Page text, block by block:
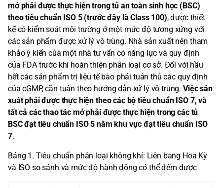
mở phải được thực hiện trong tủ an toàn sinh học (BSC)
theo tiêu chuẩn ISO 5 (trước đây là Class 100), được thiết
kế có kiểm soát môi trường ở một mức độ tương xứng với
các sản phẩm được xử lý vô trùng. Nhà sản xuất nên tham
khảo ý kiến của một nhà tư vấn có năng lực và quy định
của FDA trước khi hoàn thiện phân loại cơ sở. Đối với hầu
hết các sản phẩm trị liệu tế bào phải tuân thủ các quy định
của cGMP, cần tuân theo hướng dẫn xử lý vô trùng. Việc sản
xuất phải được thực hiện theo các bộ tiêu chuẩn ISO 7, và
tất cả các thao tác mở phải được thực hiện trong các tủ
BSC đạt tiêu chuẩn ISO 5 nằm khu vực đạt tiêu chuẩn ISO
7.
Bảng 1. Tiêu chuẩn phân loại không khí: Liên bang Hoa Kỳ
và ISO so sánh và mức độ hành động có thể đếm được